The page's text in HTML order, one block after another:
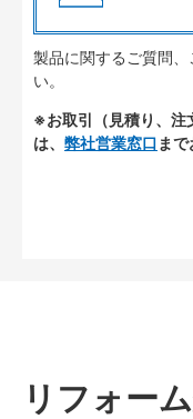
製品に関するご質問
い。
※お取引（見積り、注
は、 弊社営業窓口 まで
リフォー